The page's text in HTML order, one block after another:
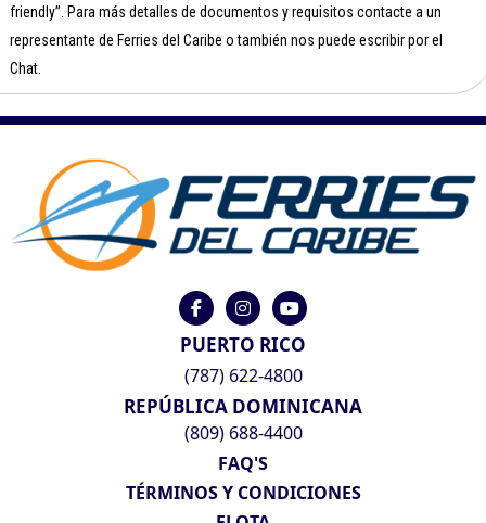
friendly”. Para más detalles de documentos y requisitos contacte a un
representante de Ferries del Caribe o también nos puede escribir por el
Chat.
PUERTO RICO
(787) 622-4800
REPÚBLICA DOMINICANA
(809) 688-4400
FAQ'S
TÉRMINOS Y CONDICIONES